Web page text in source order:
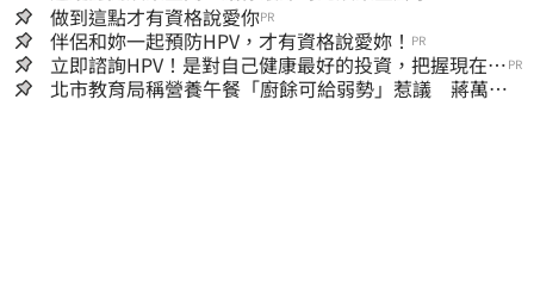
做到這點才有資格說愛你PR
伴侶和妳一起預防HPV，才有資格說愛妳！ PR
立即諮詢HPV！是對自己健康最好的投資，把握現在不
嫌晚！
PR
北市教育局稱營養午餐「廚餘可給弱勢」惹議 蔣萬安